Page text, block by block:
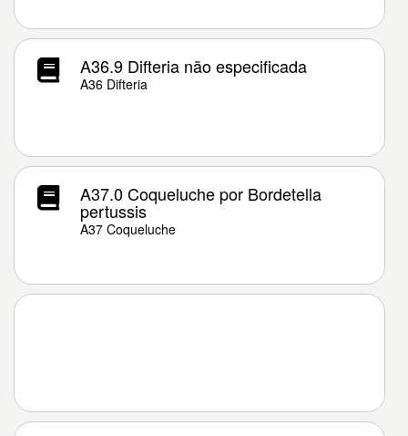
A36.9 Difteria não especificada
A36 Difteria
A37.0 Coqueluche por Bordetella
pertussis
A37 Coqueluche